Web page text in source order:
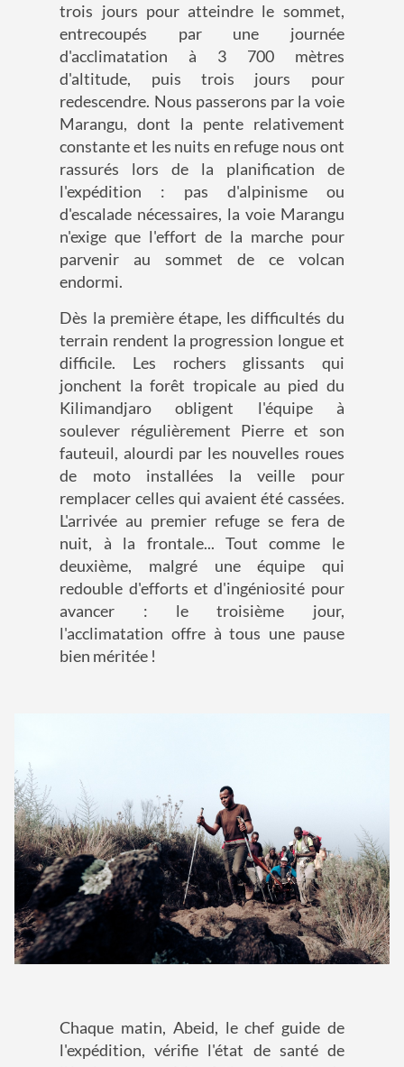
trois jours pour atteindre le sommet,
entrecoupés par une journée
d'acclimatation à 3 700 mètres
d'altitude, puis trois jours pour
redescendre. Nous passerons par la voie
Marangu, dont la pente relativement
constante et les nuits en refuge nous ont
rassurés lors de la planification de
l'expédition : pas d'alpinisme ou
d'escalade nécessaires, la voie Marangu
n'exige que l'effort de la marche pour
parvenir au sommet de ce volcan
endormi.
Dès la première étape, les difficultés du
terrain rendent la progression longue et
difficile. Les rochers glissants qui
jonchent la forêt tropicale au pied du
Kilimandjaro obligent l'équipe à
soulever régulièrement Pierre et son
fauteuil, alourdi par les nouvelles roues
de moto installées la veille pour
remplacer celles qui avaient été cassées.
L'arrivée au premier refuge se fera de
nuit, à la frontale... Tout comme le
deuxième, malgré une équipe qui
redouble d'efforts et d'ingéniosité pour
avancer : le troisième jour,
l'acclimatation offre à tous une pause
bien méritée !
Chaque matin, Abeid, le chef guide de
l'expédition, vérifie l'état de santé de